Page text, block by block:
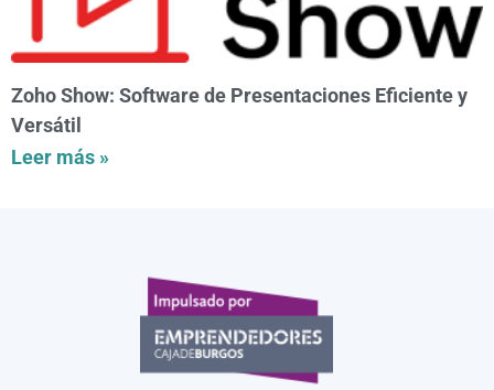
Zoho Show: Software de Presentaciones Eficiente y
Versátil
Leer más »